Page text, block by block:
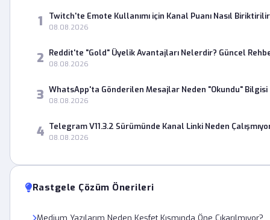
1 Twitch'te Emote Kullanımı için Kanal Puanı Nasıl
08.08.2026
2 Reddit'te "Gold" Üyelik Avantajları Nelerdir? Güncel
08.08.2026
3 WhatsApp'ta Gönderilen Mesajlar Neden "Okundu" Bilgisi
08.08.2026
4 Telegram V11.3.2 Sürümünde Kanal Linki Neden
08.08.2026
Rastgele Çözüm Önerileri
Medium Yazılarım Neden Keşfet Kısmında Öne Çıkarılmıyor?